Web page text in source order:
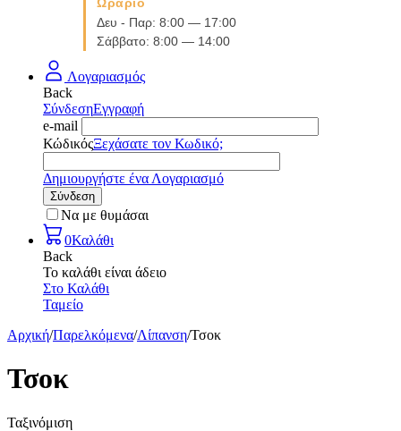
Δευ - Παρ: 8:00 — 17:00
Σάββατο: 8:00 — 14:00
Λογαριασμός
Back
ΣύνδεσηΕγγραφή
e-mail
ΚώδικόςΞεχάσατε τον Κωδικό;
Δημιουργήστε ένα Λογαριασμό
Σύνδεση
Να με θυμάσαι
0Καλάθι
Back
Το καλάθι είναι άδειο
Στο Καλάθι
Ταμείο
Αρχική/Παρελκόμενα/Λίπανση/Τσοκ
Τσοκ
Ταξινόμιση